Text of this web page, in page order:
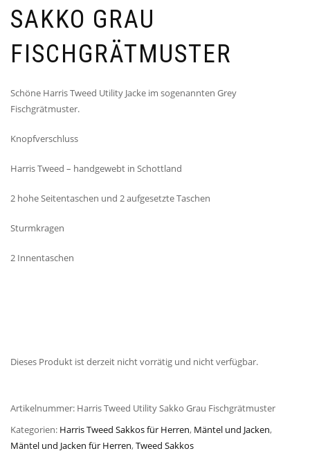
SAKKO GRAU
FISCHGRÄTMUSTER
Schöne Harris Tweed Utility Jacke im sogenannten Grey
Fischgrätmuster.
Knopfverschluss
Harris Tweed – handgewebt in Schottland
2 hohe Seitentaschen und 2 aufgesetzte Taschen
Sturmkragen
2 Innentaschen
Dieses Produkt ist derzeit nicht vorrätig und nicht verfügbar.
Artikelnummer: Harris Tweed Utility Sakko Grau Fischgrätmuster
Kategorien: Harris Tweed Sakkos für Herren, Mäntel und Jacken,
Mäntel und Jacken für Herren,Tweed Sakkos